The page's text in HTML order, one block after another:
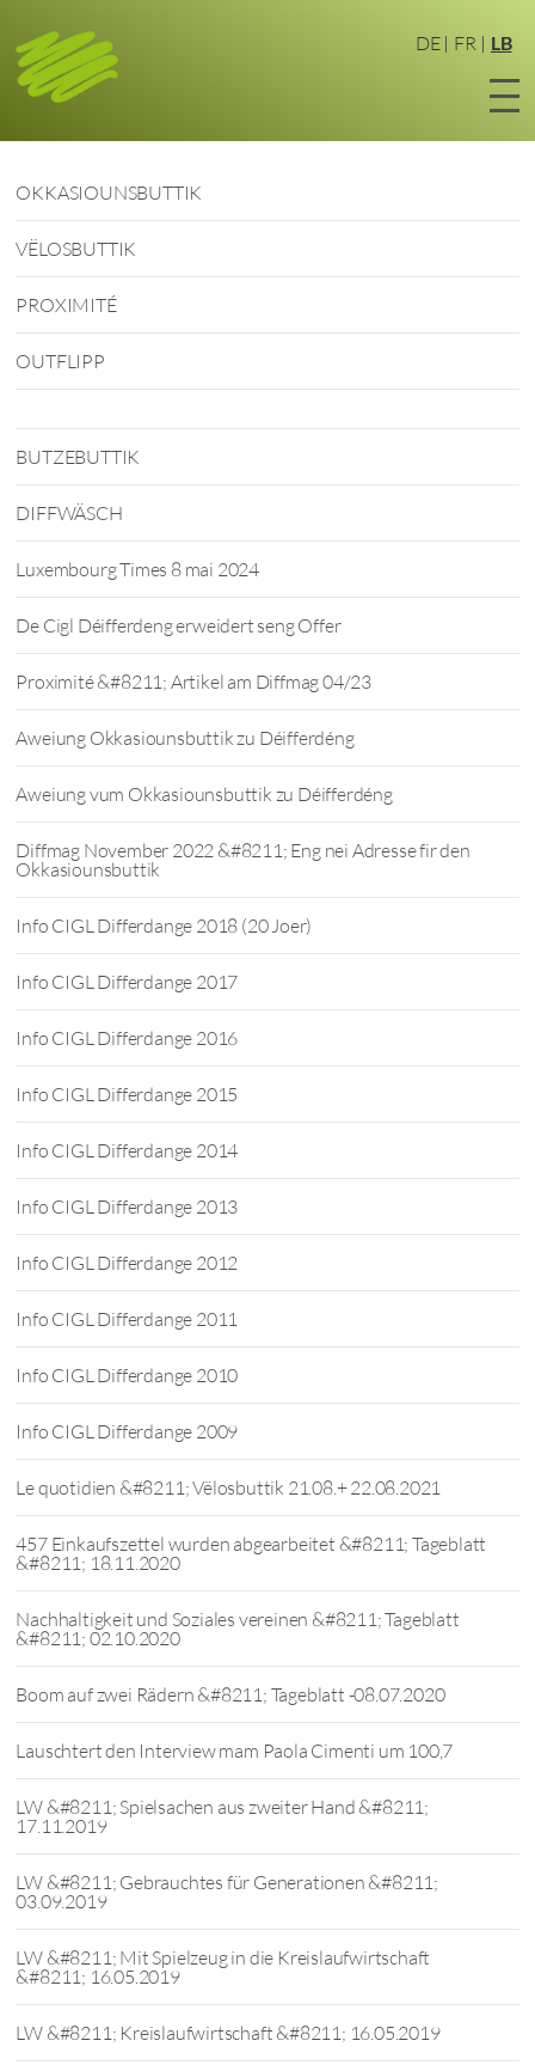
DE FR LB
OKKASIOUNSBUTTIK
VËLOSBUTTIK
PROXIMITÉ
OUTFLIPP
BUTZEBUTTIK
DIFFWÄSCH
Luxembourg Times 8 mai 2024
De Cigl Déifferdeng erweidert seng Offer
Proximité &#8211; Artikel am Diffmag 04/23
Aweiung Okkasiounsbuttik zu Déifferdéng
Aweiung vum Okkasiounsbuttik zu Déifferdéng
Diffmag November 2022 &#8211; Eng nei Adresse fir den
Okkasiounsbuttik
Info CIGL Differdange 2018 (20 Joer)
Info CIGL Differdange 2017
Info CIGL Differdange 2016
Info CIGL Differdange 2015
Info CIGL Differdange 2014
Info CIGL Differdange 2013
Info CIGL Differdange 2012
Info CIGL Differdange 2011
Info CIGL Differdange 2010
Info CIGL Differdange 2009
Le quotidien &#8211; Vëlosbuttik 21.08.+ 22.08.2021
457 Einkaufszettel wurden abgearbeitet &#8211; Tageblatt
&#8211; 18.11.2020
Nachhaltigkeit und Soziales vereinen &#8211; Tageblatt
&#8211; 02.10.2020
Boom auf zwei Rädern &#8211; Tageblatt -08.07.2020
Lauschtert den Interview mam Paola Cimenti um 100,7
LW &#8211; Spielsachen aus zweiter Hand &#8211;
17.11.2019
LW &#8211; Gebrauchtes für Generationen &#8211;
03.09.2019
LW &#8211; Mit Spielzeug in die Kreislaufwirtschaft
&#8211; 16.05.2019
LW &#8211; Kreislaufwirtschaft &#8211; 16.05.2019